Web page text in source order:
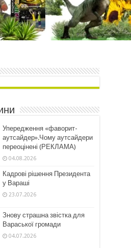
Упередження «фаворит-
аутсайдер».Чому аутсайдери
переоцінені (РЕКЛАМА)
04.08.2026
Кадрові рішення Президента
у Вараші
23.07.2026
Знову страшна звістка для
Вараської громади
04.07.2026